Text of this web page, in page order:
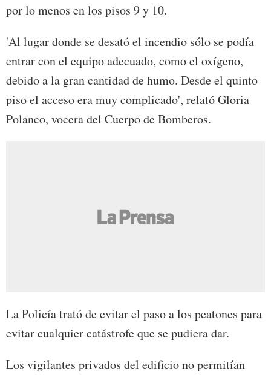
por lo menos en los pisos 9 y 10.
'Al lugar donde se desató el incendio sólo se podía
entrar con el equipo adecuado, como el oxígeno,
debido a la gran cantidad de humo. Desde el quinto
piso el acceso era muy complicado', relató Gloria
Polanco, vocera del Cuerpo de Bomberos.
La Policía trató de evitar el paso a los peatones para
evitar cualquier catástrofe que se pudiera dar.
Los vigilantes privados del edificio no permitían